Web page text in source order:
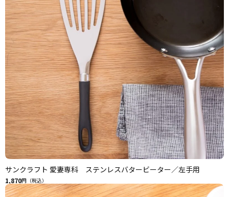
サンクラフト 愛妻専科 ステンレスバタービーター／左手用
1,870円（税込）